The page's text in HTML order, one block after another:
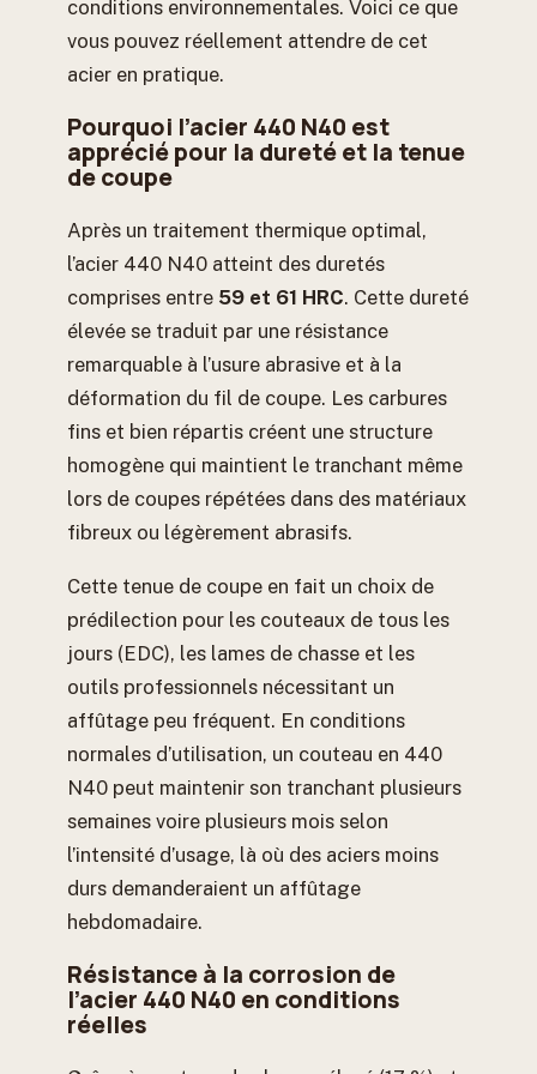
conditions environnementales. Voici ce que
vous pouvez réellement attendre de cet
acier en pratique.
Pourquoi l’acier 440 N40 est
apprécié pour la dureté et la tenue
de coupe
Après un traitement thermique optimal,
l’acier 440 N40 atteint des duretés
comprises entre 59 et 61 HRC. Cette dureté
élevée se traduit par une résistance
remarquable à l’usure abrasive et à la
déformation du fil de coupe. Les carbures
fins et bien répartis créent une structure
homogène qui maintient le tranchant même
lors de coupes répétées dans des matériaux
fibreux ou légèrement abrasifs.
Cette tenue de coupe en fait un choix de
prédilection pour les couteaux de tous les
jours (EDC), les lames de chasse et les
outils professionnels nécessitant un
affûtage peu fréquent. En conditions
normales d’utilisation, un couteau en 440
N40 peut maintenir son tranchant plusieurs
semaines voire plusieurs mois selon
l’intensité d’usage, là où des aciers moins
durs demanderaient un affûtage
hebdomadaire.
Résistance à la corrosion de
l’acier 440 N40 en conditions
réelles